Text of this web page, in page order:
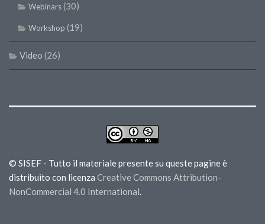
Webinars(30)
Workshop (19)
Video (26)
© SISEF - Tutto il materiale presente su queste pagine è
distribuito con licenza Creative Commons Attribution-
NonCommercial 4.0 International.